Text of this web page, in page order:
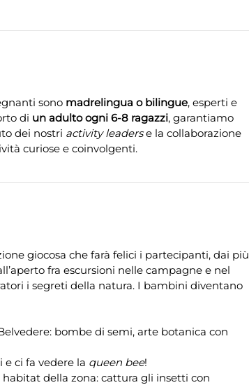
sono madrelingua o bilingue, esperti e
di un adulto ogni 6-8 ragazzi, garantiamo
dei nostri activity leaderse la collaborazione
curiose e coinvolgenti.
giocosa che farà felici i partecipanti, dai più
fra escursioni nelle campagne e nel
i segreti della natura. I bambini diventano
bombe di semi, arte botanica con
e ci fa vedere la queen bee!
della zona: cattura gli insetti con